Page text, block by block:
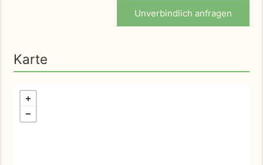
Unverbindlich anfragen
Karte